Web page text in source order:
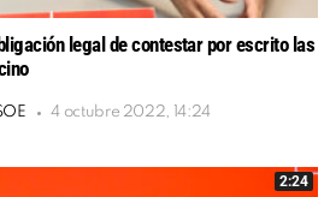
legal de contestar por escrito las
4 octubre 2022, 14:24
2:24